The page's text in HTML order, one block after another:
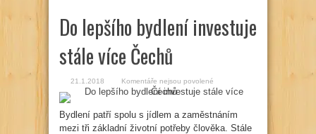
Do lepšího bydlení investuje
stále více Čechů
21.1.2018 Komentáře nejsou povolené
textu
s
Do
lepšího
bydlení
Bydlení patří spolu s jídlem a zaměstnáním
mezi tři základní životní potřeby člověka. Stále